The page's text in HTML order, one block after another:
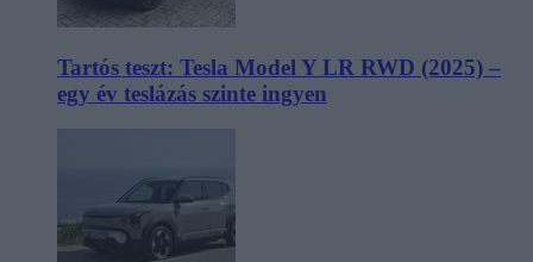
Tartós teszt: Tesla Model Y LR RWD (2025) –
egy év teslázás szinte ingyen